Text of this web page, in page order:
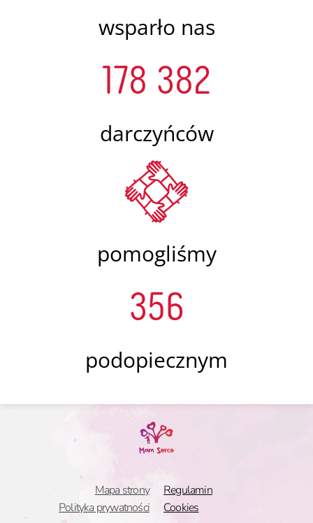
wsparło nas
178 382
darczyńców
pomogliśmy
356
podopiecznym
Mapa strony
Polityka prywatności
Regulamin
Cookies